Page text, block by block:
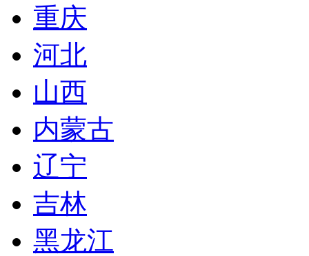
重庆
河北
山西
内蒙古
辽宁
吉林
黑龙江